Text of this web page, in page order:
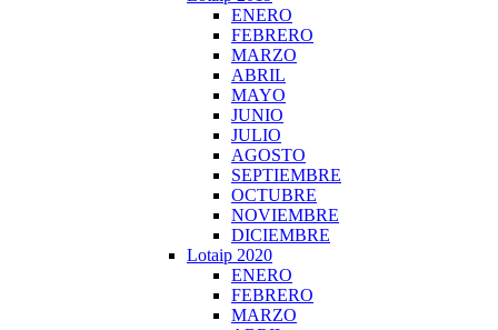
ENERO
FEBRERO
MARZO
ABRIL
MAYO
JUNIO
JULIO
AGOSTO
SEPTIEMBRE
OCTUBRE
NOVIEMBRE
DICIEMBRE
Lotaip 2020
ENERO
FEBRERO
MARZO